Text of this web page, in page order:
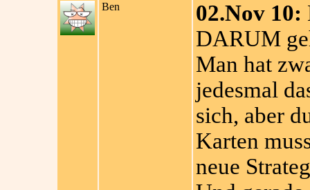
Ben 02.Nov 10:
DARUM
Man hat
jedesmal
sich, aber
Karten
neue